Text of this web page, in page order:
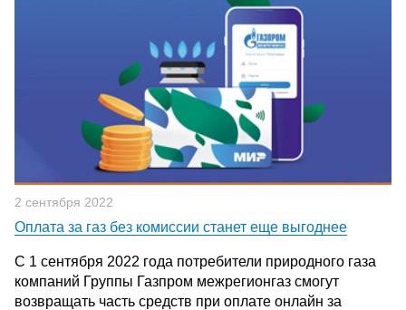
2 сентября 2022
Оплата за газ без комиссии станет еще выгоднее
С 1 сентября 2022 года потребители природного газа
компаний Группы Газпром межрегионгаз смогут
возвращать часть средств при оплате онлайн за